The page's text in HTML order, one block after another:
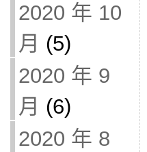
2020 年 10
月 (5)
2020 年 9
月 (6)
2020 年 8